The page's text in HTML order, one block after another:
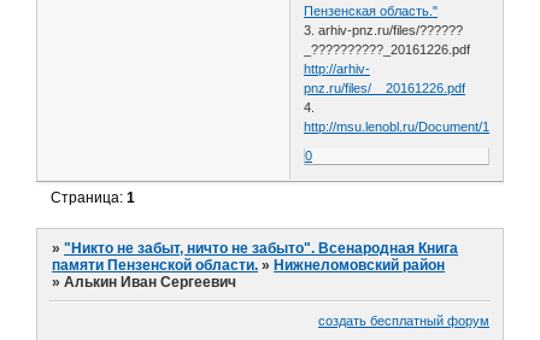
Пензенская область."
3. arhiv-pnz.ru/files/??????
_??????????_20161226.pdf
http://arhiv-
pnz.ru/files/__20161226.pdf
4.
http://msu.lenobl.ru/Document/
0
Страница:1
»"Никто не забыт, ничто не забыто". Всенародная Книга
памяти Пензенской области. » Нижнеломовский район
»Алькин Иван Сергеевич
создать бесплатный форум